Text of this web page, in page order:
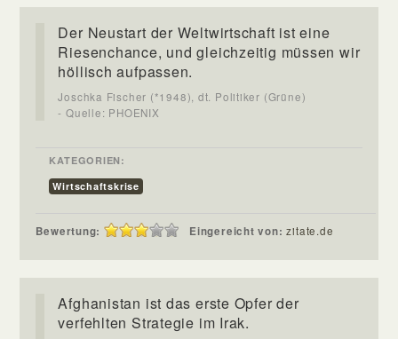
Der Neustart der Weltwirtschaft ist eine
Riesenchance, und gleichzeitig müssen wir
höllisch aufpassen.
Joschka Fischer (*1948), dt. Politiker (Grüne)
- Quelle: PHOENIX
KATEGORIEN:
Wirtschaftskrise
Bewertung: Eingereicht von:zitate.de
Afghanistan ist das erste Opfer der
verfehlten Strategie im Irak.